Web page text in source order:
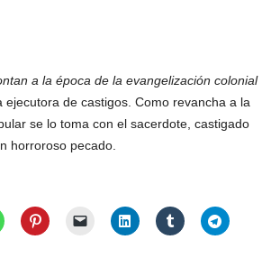
a la época de la evangelización colonial
ejecutora de castigos. Como revancha a la
se lo toma con el sacerdote, castigado
horroroso pecado.